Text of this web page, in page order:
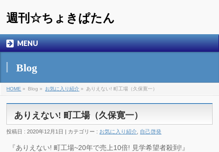
週刊☆ちょきぱたん
MENU
Blog
HOME » Blog » お気に入り紹介 » ありえない! 町工場（久保寛一）
ありえない! 町工場（久保寛一）
投稿日 : 2020年12月1日 | カテゴリー : お気に入り紹介 自己啓発
『ありえない! 町工場~20年で売上10倍! 見学希望者殺到!』